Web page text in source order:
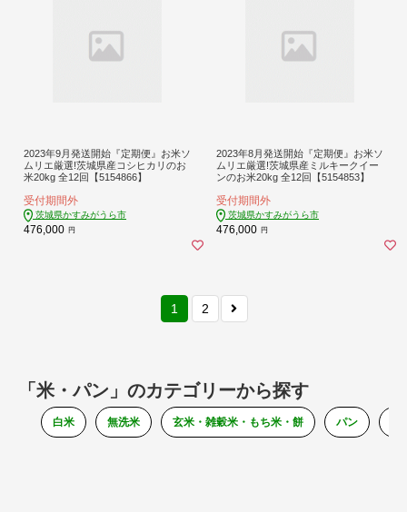
2023年9月発送開始『定期便』お米ソ
ムリエ厳選!茨城県産コシヒカリのお
米20kg 全12回【5154866】
受付期間外
茨城県かすみがうら市
476,000 円
2023年8月発送開始『定期便』お米ソ
ムリエ厳選!茨城県産ミルキークイー
ンのお米20kg 全12回【5154853】
受付期間外
茨城県かすみがうら市
476,000 円
1 2
「米・パン」のカテゴリーから探す
白米 無洗米 玄米・雑穀米・もち米・餅 パン